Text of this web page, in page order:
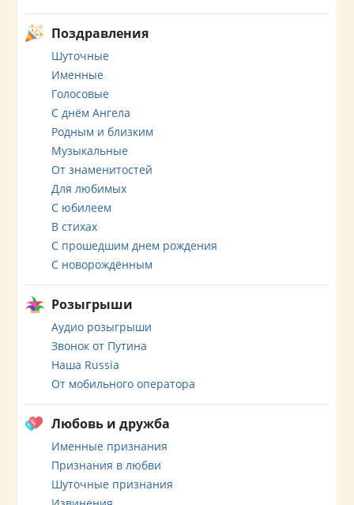
Поздравления
Шуточные
Именные
Голосовые
С днём Ангела
Родным и близким
Музыкальные
От знаменитостей
Для любимых
С юбилеем
В стихах
С прошедшим днем рождения
С новорождённым
Розыгрыши
Аудио розыгрыши
Звонок от Путина
Наша Russia
От мобильного оператора
Любовь и дружба
Именные признания
Признания в любви
Шуточные признания